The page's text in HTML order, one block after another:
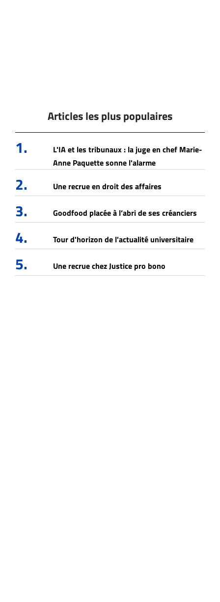
Articles les plus populaires
1.
L'IA et les tribunaux : la juge en chef Marie-
Anne Paquette sonne l'alarme
2. Une recrue en droit des affaires
3. Goodfood placée à l’abri de ses créanciers
4. Tour d'horizon de l'actualité universitaire
5. Une recrue chez Justice pro bono